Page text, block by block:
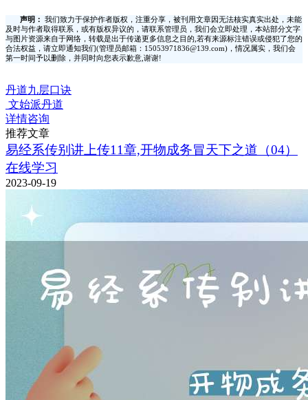
声明：
我们致力于保护作者版权，注重分享，被刊用文章因无法核实真实出处，未能
及时与作者取得联系，或有版权异议的，请联系管理员，我们会立即处理，本站部分文字
与图片资源来自于网络，转载是出于传递更多信息之目的,若有来源标注错误或侵犯了您的
合法权益，请立即通知我们(管理员邮箱：15053971836@139.com)，情况属实，我们会
第一时间予以删除，并同时向您表示歉意,谢谢!
丹道九层口诀
文始派丹道
详情咨询
推荐文章
易经系传别讲上传11章,开物成务冒天下之道（04）
在线学习
2023-09-19